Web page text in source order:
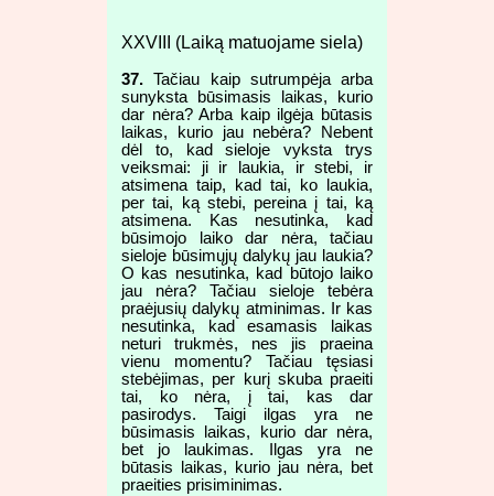
XXVIII (Laiką matuojame siela)
37. Tačiau kaip sutrumpėja arba
sunyksta būsimasis laikas, kurio
dar nėra? Arba kaip ilgėja būtasis
laikas, kurio jau nebėra? Nebent
dėl to, kad sieloje vyksta trys
veiksmai: ji ir laukia, ir stebi, ir
atsimena taip, kad tai, ko laukia,
per tai, ką stebi, pereina į tai, ką
atsimena. Kas nesutinka, kad
būsimojo laiko dar nėra, tačiau
sieloje būsimųjų dalykų jau laukia?
O kas nesutinka, kad būtojo laiko
jau nėra? Tačiau sieloje tebėra
praėjusių dalykų atminimas. Ir kas
nesutinka, kad esamasis laikas
neturi trukmės, nes jis praeina
vienu momentu? Tačiau tęsiasi
stebėjimas, per kurį skuba praeiti
tai, ko nėra, į tai, kas dar
pasirodys. Taigi ilgas yra ne
būsimasis laikas, kurio dar nėra,
bet jo laukimas. Ilgas yra ne
būtasis laikas, kurio jau nėra, bet
praeities prisiminimas.